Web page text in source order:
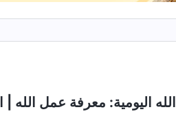
اليومية: معرفة عمل الله |